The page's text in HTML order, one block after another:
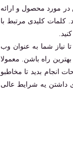
در مورد محصول و ارائه
کلمات کلیدی مرتبط با
نیاز شما به عنوان وب
راه باشن. معمولا
بدید تا مخاطبو
داشتن یه شرایط عالی